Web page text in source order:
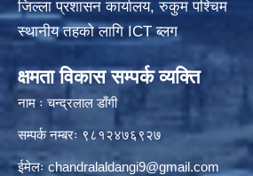
जिल्ला प्रशासन कार्यालय, रुकुम पश्चिम
स्थानीय तहको लागि ICT ब्लग
क्षमता विकास सम्पर्क व्यक्ति
नाम ः चन्द्रलाल डाँगी
सम्पर्क नम्बरः ९८१२४७६९२७
ईमेलः chandralaldangi9@gmail.com